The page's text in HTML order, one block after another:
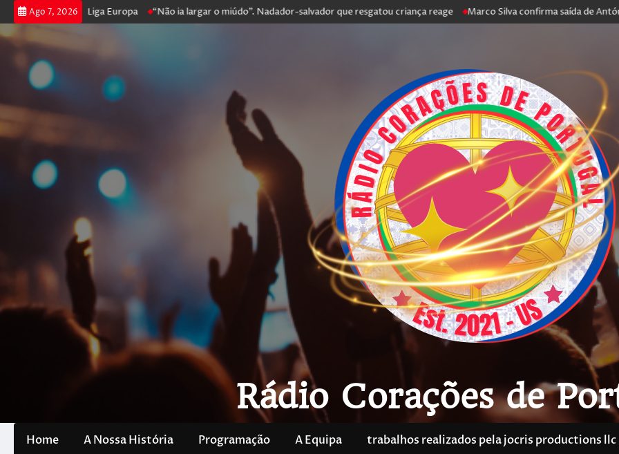
Ago 7, 2026
na Liga Europa “Não ia largar o miúdo”. Nadador-salvador que resgatou criança reage Marco Silva confirma saída de António
Rádio Corações de
Home A Nossa História Programação A Equipa trabalhos realizados pela jocris productions llc